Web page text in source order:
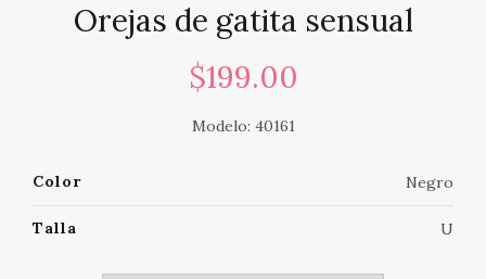
Orejas de gatita sensual
$199.00
Modelo: 40161
Color Negro
Talla U